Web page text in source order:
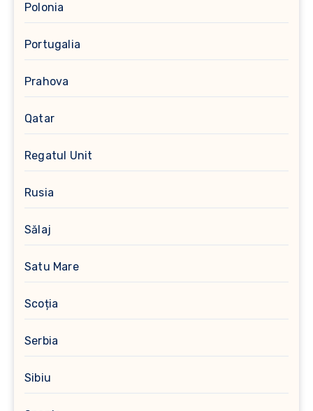
Polonia
Portugalia
Prahova
Qatar
Regatul Unit
Rusia
Sălaj
Satu Mare
Scoția
Serbia
Sibiu